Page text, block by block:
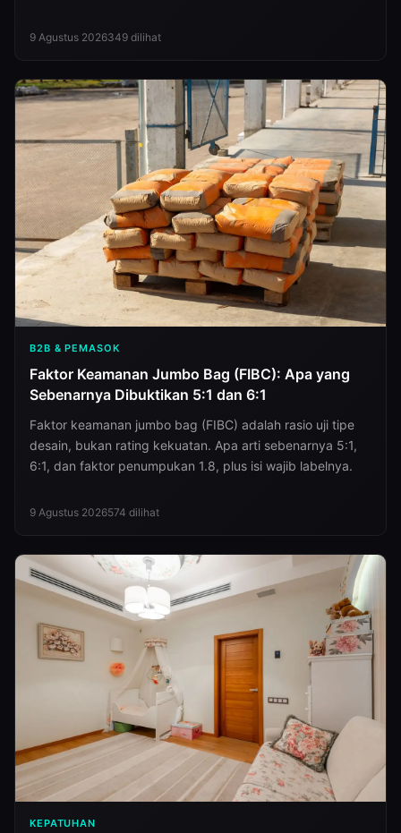
9 Agustus 2026349 dilihat
B2B & PEMASOK
Faktor Keamanan Jumbo Bag (FIBC): Apa yang
Sebenarnya Dibuktikan 5:1 dan 6:1
Faktor keamanan jumbo bag (FIBC) adalah rasio uji tipe
desain, bukan rating kekuatan. Apa arti sebenarnya 5:1,
6:1, dan faktor penumpukan 1.8, plus isi wajib labelnya.
9 Agustus 2026574 dilihat
KEPATUHAN